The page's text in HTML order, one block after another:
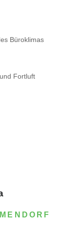
Büroklimas
Fortluft